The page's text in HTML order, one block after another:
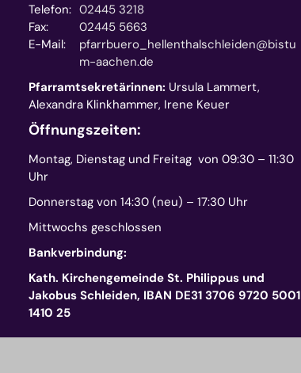
Telefon: 02445 3218
Fax:
02445 5663
E-Mail:
pfarrbuero_hellenthalschleiden@bistu
m-aachen.de
Pfarramtsekretärinnen: Ursula Lammert,
Alexandra Klinkhammer, Irene Keuer
Öffnungszeiten:
Montag, Dienstag und Freitag von 09:30 – 11:30
Uhr
Donnerstag von 14:30 (neu) – 17:30 Uhr
Mittwochs geschlossen
Bankverbindung:
Kath. Kirchengemeinde St. Philippus und
Jakobus Schleiden, IBAN DE31 3706 9720 5001
1410 25